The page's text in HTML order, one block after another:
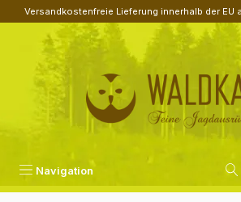
Zum Hauptinhalt springen
Versandkostenfreie Lieferung innerhalb der EU
Navigation